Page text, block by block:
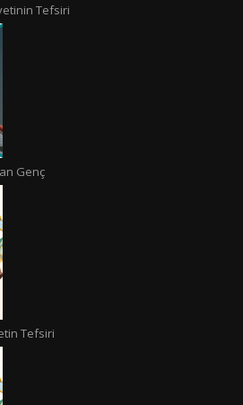
Tefsiri
Genç
Tefsiri